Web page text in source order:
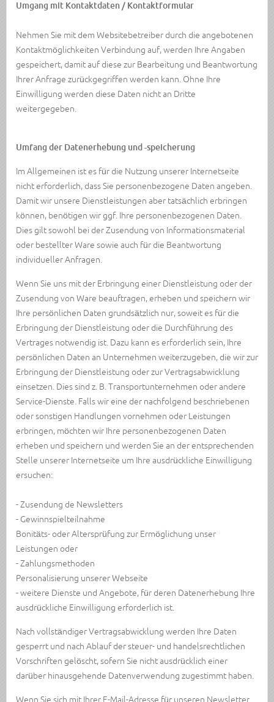
Umgang mit Kontaktdaten / Kontaktformular
Nehmen Sie mit dem Websitebetreiber durch die angebotenen
Kontaktmöglichkeiten Verbindung auf, werden Ihre Angaben
gespeichert, damit auf diese zur Bearbeitung und Beantwortung
Ihrer Anfrage zurückgegriffen werden kann. Ohne Ihre
Einwilligung werden diese Daten nicht an Dritte
weitergegeben.
Umfang der Datenerhebung und -speicherung
Im Allgemeinen ist es für die Nutzung unserer Internetseite
nicht erforderlich, dass Sie personenbezogene Daten angeben.
Damit wir unsere Dienstleistungen aber tatsächlich erbringen
können, benötigen wir ggf. Ihre personenbezogenen Daten.
Dies gilt sowohl bei der Zusendung von Informationsmaterial
oder bestellter Ware sowie auch für die Beantwortung
individueller Anfragen.
Wenn Sie uns mit der Erbringung einer Dienstleistung oder der
Zusendung von Ware beauftragen, erheben und speichern wir
Ihre persönlichen Daten grundsätzlich nur, soweit es für die
Erbringung der Dienstleistung oder die Durchführung des
Vertrages notwendig ist. Dazu kann es erforderlich sein, Ihre
persönlichen Daten an Unternehmen weiterzugeben, die wir zur
Erbringung der Dienstleistung oder zur Vertragsabwicklung
einsetzen. Dies sind z. B. Transportunternehmen oder andere
Service-Dienste. Falls wir eine der nachfolgend beschriebenen
oder sonstigen Handlungen vornehmen oder Leistungen
erbringen, möchten wir Ihre personenbezogenen Daten
erheben und speichern und werden Sie an der entsprechenden
Stelle unserer Internetseite um Ihre ausdrückliche Einwilligung
ersuchen:
- Zusendung de Newsletters
- Gewinnspielteilnahme
Bonitäts- oder Altersprüfung zur Ermöglichung unser
Leistungen oder
- Zahlungsmethoden
Personalisierung unserer Webseite
- weitere Dienste und Angebote, für deren Datenerhebung Ihre
ausdrückliche Einwilligung erforderlich ist.
Nach vollständiger Vertragsabwicklung werden Ihre Daten
gesperrt und nach Ablauf der steuer- und handelsrechtlichen
Vorschriften gelöscht, sofern Sie nicht ausdrücklich einer
darüber hinausgehende Datenverwendung zugestimmt haben.
Wenn Sie sich mit Ihrer E-Mail-Adresse für unseren Newsletter